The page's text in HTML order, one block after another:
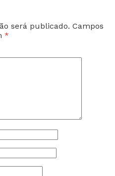
será publicado. Campos
*